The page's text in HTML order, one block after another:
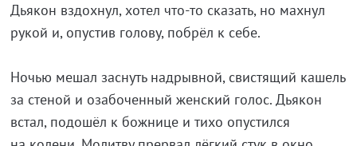
Дьякон вздохнул, хотел что-то сказать, но махнул
рукой и, опустив голову, побрёл к себе.
Ночью мешал заснуть надрывной, свистящий кашель
за стеной и озабоченный женский голос. Дьякон
встал, подошёл к божнице и тихо опустился